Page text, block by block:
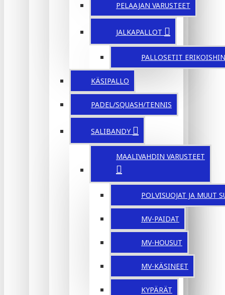
PELAAJAN VARUSTEET
JALKAPALLOT
PALLOSETIT
KÄSIPALLO
PADEL/SQUASH/TENNIS
SALIBANDY
MAALIVAHDIN VARUSTEET
POLVISUOJAT JA MUUT
MV-PAIDAT
MV-HOUSUT
MV-KÄSINEET
KYPÄRÄT